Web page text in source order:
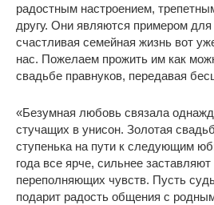
радостным настроением,
другу. Они являются примером
счастливая семейная жизнь вот
нас. Пожелаем прожить им как
свадьбе правнуков, передавая
«Безумная любовь связала
стучащих в унисон. Золотая
ступенька на пути к следующим
года все ярче, сильнее
переполняющих чувств. Пусть
подарит радость общения с